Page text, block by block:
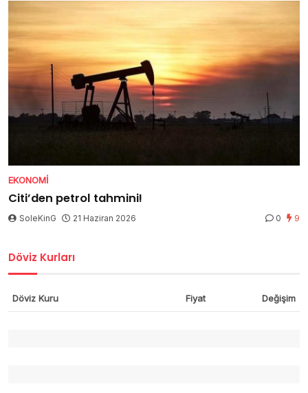
EKONOMI
Citi’den petrol tahmini!
SoleKinG 21 Haziran 2026 0 9
Döviz Kurları
Döviz Kuru Fiyat Değişim